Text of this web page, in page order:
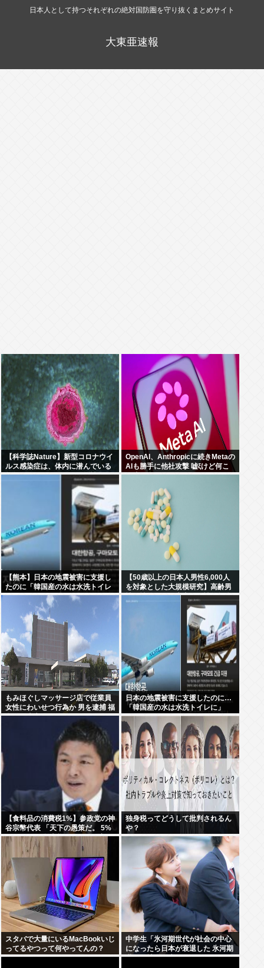
日本人として持つそれぞれの絶対国防圏を守り抜くまとめサイト
大東亜速報
【科学誌Nature】新型コロナウイ
ルス感染症は、体内に潜んでいる
無数の休眠ウイルスを再活性化
し、人々に重篤な病気を引き起こ
OpenAI、Anthropicに続きMetaの
AIも勝手に他社攻撃 嘘ξけど何こ
れ流行ってんの？
【熊本】日本の地震被害に支援し
たのに「韓国産の水は水洗トイレ
に」
【50歳以上の日本人男性6,000人
を対象とした大規模研究】高齢男
性の性的な最優先事項は性的興奮
もみほぐしマッサージ店で従業員
女性にわいせつ行為か 男を逮捕 福
島・郡山市
日本の地震被害に支援したのに…
「韓国産の水は水洗トイレに」
【食料品の消費税1%】参政党の神
谷宗幣代表 「天下の愚策だ。 5%
くらいの一律減税でないと経済の
後押しにならない」
独身税ってどうして批判されるん
や？
スタバで大量にいるMacBookいじ
ってるやつって何やってんの？
中学生「氷河期世代が社会の中心
になったら日本が衰退した 氷河期
世代が社会の癌！」Xで1万いいね